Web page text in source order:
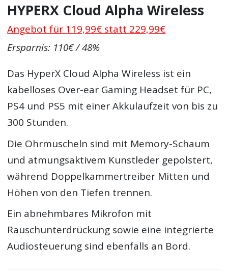
HYPERX Cloud Alpha Wireless
Angebot für 119,99€ statt 229,99€
Ersparnis: 110€ / 48%
Das HyperX Cloud Alpha Wireless ist ein
kabelloses Over-ear Gaming Headset für PC,
PS4 und PS5 mit einer Akkulaufzeit von bis zu
300 Stunden.
Die Ohrmuscheln sind mit Memory-Schaum
und atmungsaktivem Kunstleder gepolstert,
während Doppelkammertreiber Mitten und
Höhen von den Tiefen trennen.
Ein abnehmbares Mikrofon mit
Rauschunterdrückung sowie eine integrierte
Audiosteuerung sind ebenfalls an Bord.